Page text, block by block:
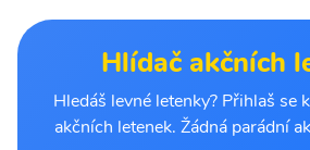
Hlídač akčních
Hledáš levné letenky? Přihlaš se
akčních letenek. Žádná parádní